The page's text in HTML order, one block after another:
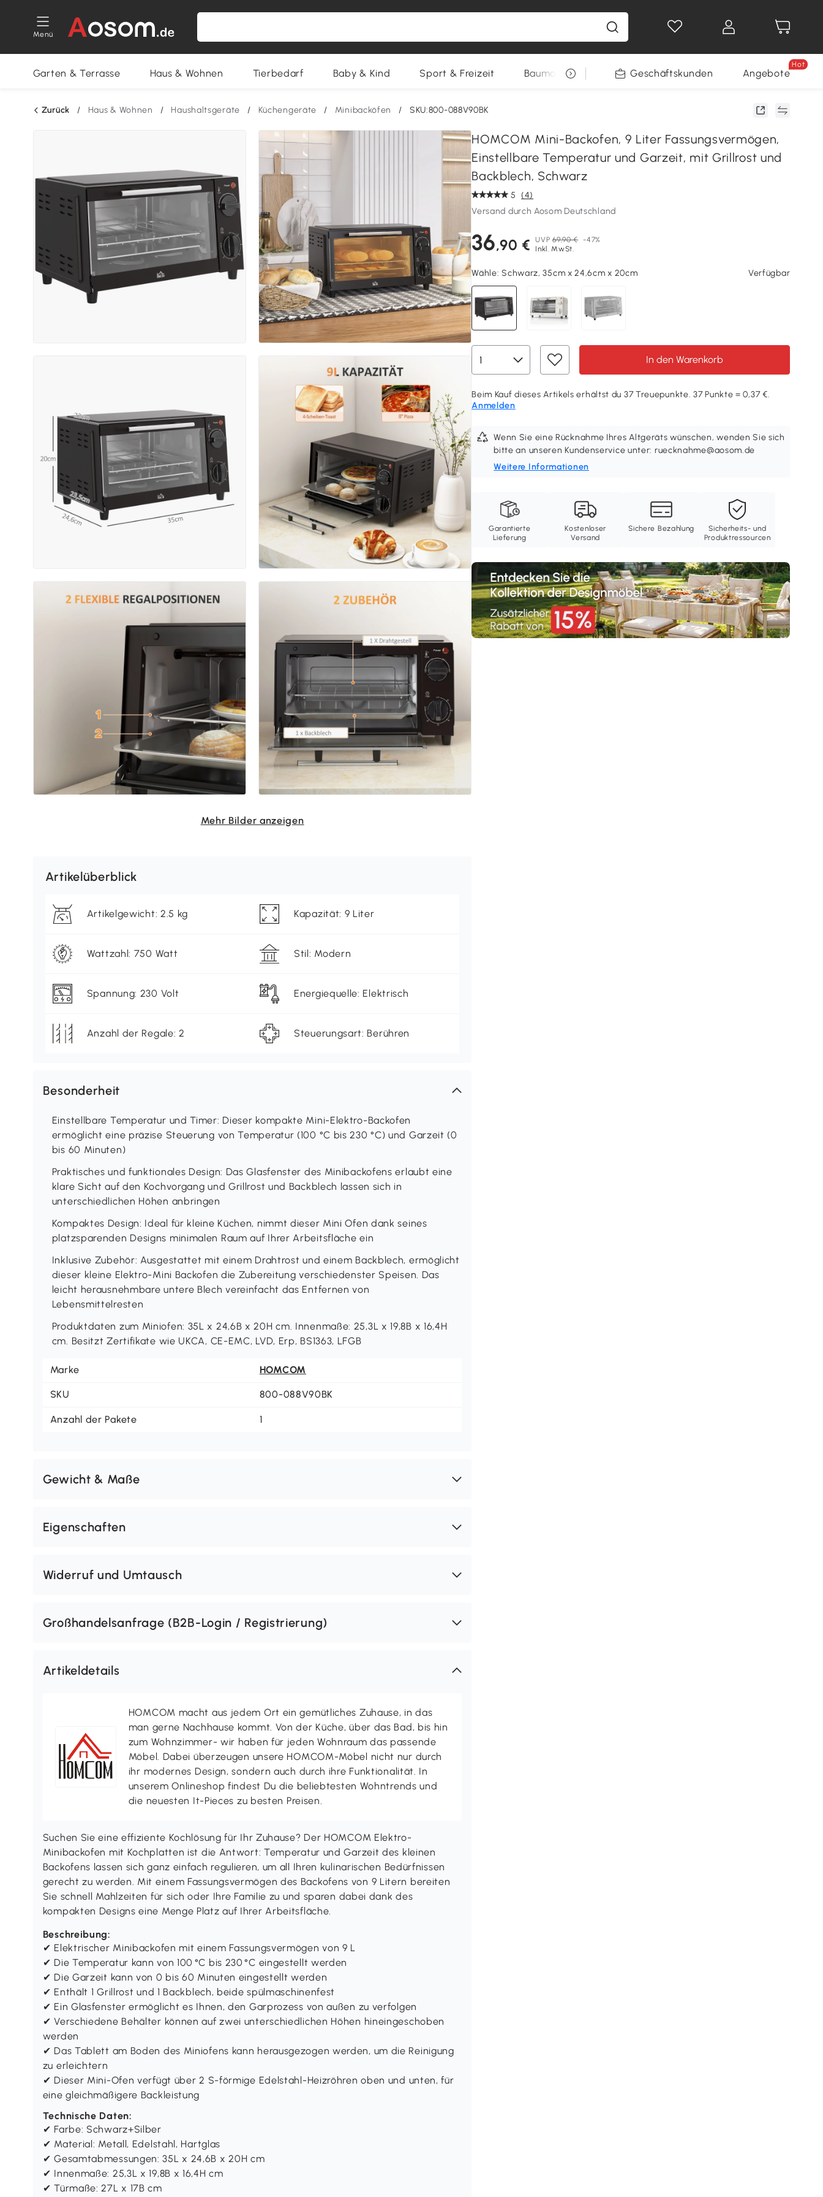
Menü
Gewinnspiele
Garten & Terrasse Haus & Wohnen Tierbedarf Baby & Kind Sport & Freizeit Baumarkt RestpostenGeschäftskunden Angebote
Hot
Zurück / Haus & Wohnen / Haushaltsgeräte / Küchengeräte / Minibacköfen / SKU:800-088V90BK
Mehr Bilder anzeigen
Artikelüberblick
Artikelgewicht: 2.5 kg Kapazität: 9 Liter
Wattzahl: 750 Watt Stil: Modern
Spannung: 230 Volt Energiequelle: Elektrisch
Anzahl der Regale: 2 Steuerungsart: Berühren
Besonderheit
Einstellbare Temperatur und Timer: Dieser kompakte Mini-Elektro-Backofen
ermöglicht eine präzise Steuerung von Temperatur (100 °C bis 230 °C) und Garzeit (0
bis 60 Minuten)
Praktisches und funktionales Design: Das Glasfenster des Minibackofens erlaubt eine
klare Sicht auf den Kochvorgang und Grillrost und Backblech lassen sich in
unterschiedlichen Höhen anbringen
Kompaktes Design: Ideal für kleine Küchen, nimmt dieser Mini Ofen dank seines
platzsparenden Designs minimalen Raum auf Ihrer Arbeitsfläche ein
Inklusive Zubehör: Ausgestattet mit einem Drahtrost und einem Backblech, ermöglicht
dieser kleine Elektro-Mini Backofen die Zubereitung verschiedenster Speisen. Das
leicht herausnehmbare untere Blech vereinfacht das Entfernen von
Lebensmittelresten
Produktdaten zum Miniofen: 35L x 24,6B x 20H cm. Innenmaße: 25,3L x 19,8B x 16,4H
cm. Besitzt Zertifikate wie UKCA, CE-EMC, LVD, Erp, BS1363, LFGB
Marke HOMCOM
SKU 800-088V90BK
Anzahl der Pakete 1
Gewicht & Maße
Eigenschaften
Widerruf und Umtausch
Großhandelsanfrage (B2B-Login / Registrierung)
Artikeldetails
HOMCOM macht aus jedem Ort ein gemütliches Zuhause, in das
man gerne Nachhause kommt. Von der Küche, über das Bad, bis hin
zum Wohnzimmer- wir haben für jeden Wohnraum das passende
Möbel. Dabei überzeugen unsere HOMCOM-Möbel nicht nur durch
ihr modernes Design, sondern auch durch ihre Funktionalität. In
unserem Onlineshop findest Du die beliebtesten Wohntrends und
die neuesten It-Pieces zu besten Preisen.
Suchen Sie eine effiziente Kochlösung für Ihr Zuhause? Der HOMCOM Elektro-
Minibackofen mit Kochplatten ist die Antwort: Temperatur und Garzeit des kleinen
Backofens lassen sich ganz einfach regulieren, um all Ihren kulinarischen Bedürfnissen
gerecht zu werden. Mit einem Fassungsvermögen des Backofens von 9 Litern bereiten
Sie schnell Mahlzeiten für sich oder Ihre Familie zu und sparen dabei dank des
kompakten Designs eine Menge Platz auf Ihrer Arbeitsfläche.
Beschreibung:
✔ Elektrischer Minibackofen mit einem Fassungsvermögen von 9 L
✔ Die Temperatur kann von 100 °C bis 230 °C eingestellt werden
✔ Die Garzeit kann von 0 bis 60 Minuten eingestellt werden
✔ Enthält 1 Grillrost und 1 Backblech, beide spülmaschinenfest
✔ Ein Glasfenster ermöglicht es Ihnen, den Garprozess von außen zu verfolgen
✔ Verschiedene Behälter können auf zwei unterschiedlichen Höhen hineingeschoben
werden
✔ Das Tablett am Boden des Miniofens kann herausgezogen werden, um die Reinigung
zu erleichtern
✔ Dieser Mini-Ofen verfügt über 2 S-förmige Edelstahl-Heizröhren oben und unten, für
eine gleichmäßigere Backleistung
Technische Daten:
✔ Farbe: Schwarz+Silber
✔ Material: Metall, Edelstahl, Hartglas
✔ Gesamtabmessungen: 35L x 24,6B x 20H cm
✔ Innenmaße: 25,3L x 19,8B x 16,4H cm
✔ Türmaße: 27L x 17B cm
HOMCOM Mini-Backofen, 9 Liter Fassungsvermögen,
Einstellbare Temperatur und Garzeit, mit Grillrost und
Backblech, Schwarz
5 (4)
Versand durch Aosom Deutschland
36,90 € UVP 69,90 € -47%
Inkl. MwSt.
Wähle:Schwarz, 35cm x 24,6cm x 20cm Verfügbar
In den Warenkorb
Beim Kauf dieses Artikels erhältst du 37 Treuepunkte. 37 Punkte = 0,37 €.
Anmelden
Wenn Sie eine Rücknahme Ihres Altgeräts wünschen, wenden Sie sich
bitte an unseren Kundenservice unter: ruecknahme@aosom.de
Weitere Informationen
Garantierte
Lieferung
Kostenloser
Versand
Sichere Bezahlung
Sicherheits- und
Produktressourcen